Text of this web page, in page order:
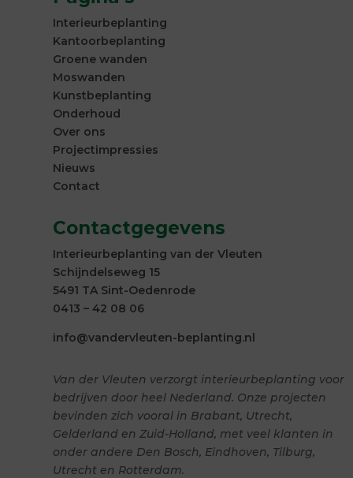
Interieurbeplanting
Kantoorbeplanting
Groene wanden
Moswanden
Kunstbeplanting
Onderhoud
Over ons
Projectimpressies
Nieuws
Contact
Contactgegevens
Interieurbeplanting van der Vleuten
Schijndelseweg 15
5491 TA Sint-Oedenrode
0413 – 42 08 06
info@vandervleuten-beplanting.nl
Van der Vleuten verzorgt interieurbeplanting voor
bedrijven door heel Nederland. Onze projecten
bevinden zich vooral in Brabant, Utrecht,
Gelderland en Zuid-Holland, met veel klanten in
onder andere Den Bosch, Eindhoven, Tilburg,
Utrecht en Rotterdam.